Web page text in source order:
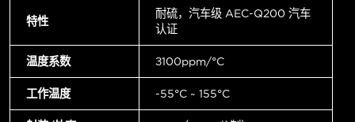
特性
耐硫，汽车级 AEC-Q200 汽车
认证
温度系数 ±100ppm/°C
工作温度 -55°C ~ 155°C